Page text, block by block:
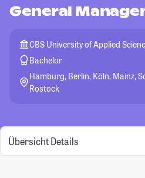
General
CBS University of Applied
Bachelor
Hamburg, Berlin, Köln, Mainz,
Rostock
Übersicht Details